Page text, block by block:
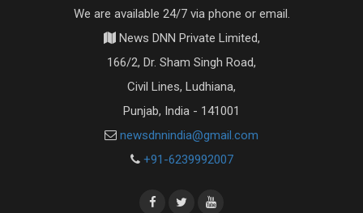
We are available 24/7 via phone or email.
News DNN Private Limited,
166/2, Dr. Sham Singh Road,
Civil Lines, Ludhiana,
Punjab, India - 141001
newsdnnindia@gmail.com
+91-6239992007